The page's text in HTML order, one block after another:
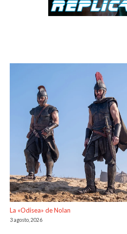
La «Odisea» de Nolan
3 agosto, 2026